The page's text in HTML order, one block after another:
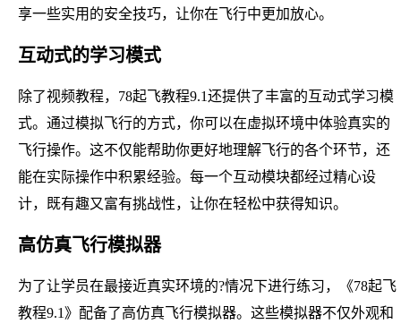
享一些实用的安全技巧，让你在飞行中更加放心。
互动式的学习模式
除了视频教程，78起飞教程9.1还提供了丰富的互动式学习模
式。通过模拟飞行的方式，你可以在虚拟环境中体验真实的
飞行操作。这不仅能帮助你更好地理解飞行的各个环节，还
能在实际操作中积累经验。每一个互动模块都经过精心设
计，既有趣又富有挑战性，让你在轻松中获得知识。
高仿真飞行模拟器
为了让学员在最接近真实环境的?情况下进行练习，《78起飞
教程9.1》配备了高仿真飞行模拟器。这些模拟器不仅外观和